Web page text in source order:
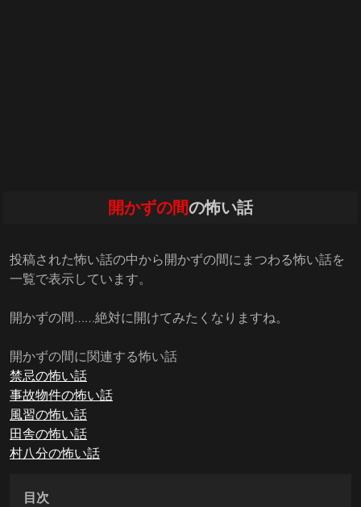
開かずの間の怖い話
投稿された怖い話の中から開かずの間にまつわる怖い話を
一覧で表示しています。
開かずの間……絶対に開けてみたくなりますね。
開かずの間に関連する怖い話
禁忌の怖い話
事故物件の怖い話
風習の怖い話
田舎の怖い話
村八分の怖い話
目次